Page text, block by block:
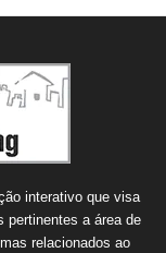
interativo que visa
pertinentes a área de
relacionados ao